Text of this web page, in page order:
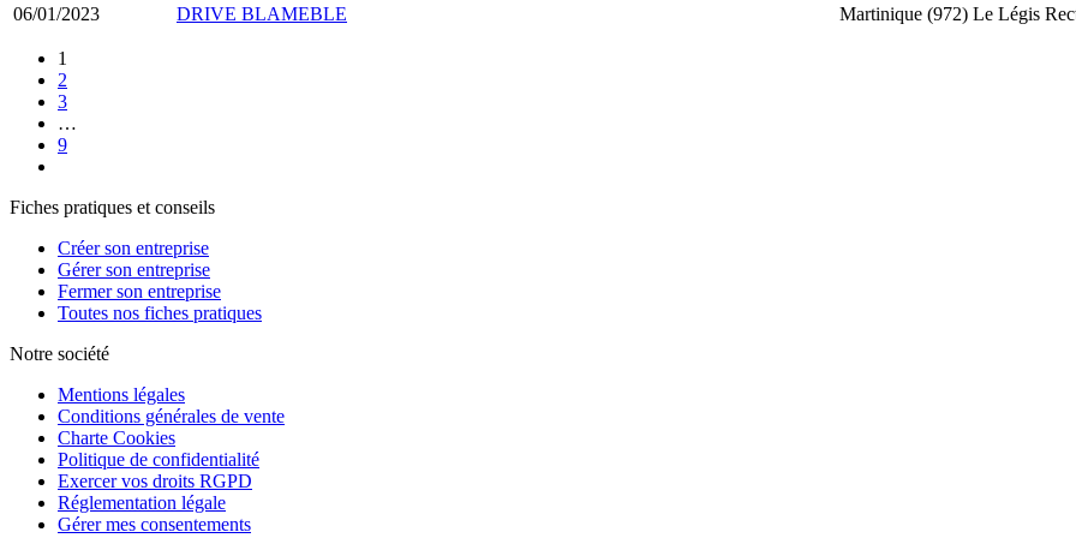
06/01/2023
DRIVE BLAMEBLE Martinique (972) Le Légis
1
2
3
…
9
Fiches pratiques et conseils
Créer son entreprise
Gérer son entreprise
Fermer son entreprise
Toutes nos fiches pratiques
Notre société
Mentions légales
Conditions générales de vente
Charte Cookies
Politique de confidentialité
Exercer vos droits RGPD
Réglementation légale
Gérer mes consentements